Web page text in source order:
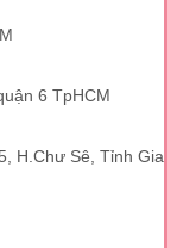
6 TpHCM
H.Chư Sê, Tỉnh Gia